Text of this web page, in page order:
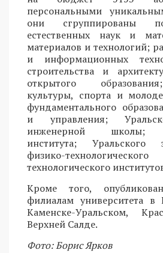
персональными
они сгруппированы
естественных наук и
материалов и технологий;
и информационных
строительства и
открытого
культуры, спорта и
фундаментального
и управления;
инженерной школы;
института; Уральского
физико-
технологического
Кроме того,
филиалам университета
Каменске-Уральском,
Верхней Салде.
Фото: Борис Ярков